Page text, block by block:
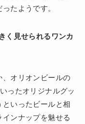
たようです。
く見せられるワンカ
、オリオンビールの
ったオリジナルグッ
いったビールと相
ンナップを魅せる